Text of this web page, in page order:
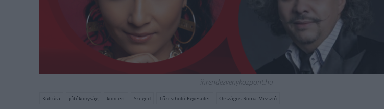
ihrendezvenykozpont.hu
Kultúra jótékonyság koncert Szeged Tűzcsiholó Egyesület Országos Roma Misszió